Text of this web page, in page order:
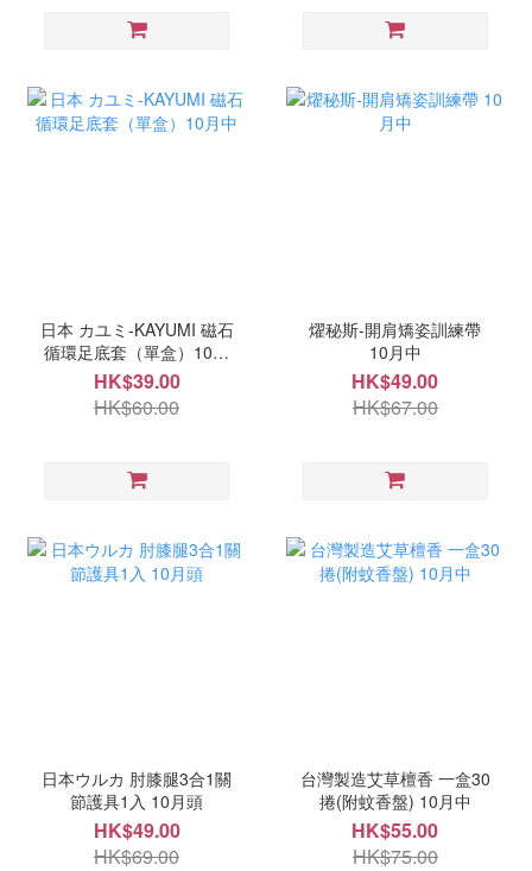
日本 カユミ-KAYUMI 磁石
循環足底套（單盒）10月
中
HK$39.00
HK$60.00
燿秘斯-開肩矯姿訓練帶
10月中
HK$49.00
HK$67.00
日本ウルカ 肘膝腿3合1關
節護具1入 10月頭
HK$49.00
HK$69.00
台灣製造艾草檀香 一盒30
捲(附蚊香盤) 10月中
HK$55.00
HK$75.00